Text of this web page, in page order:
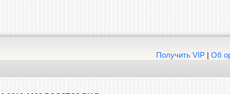
Получить VIP| Об